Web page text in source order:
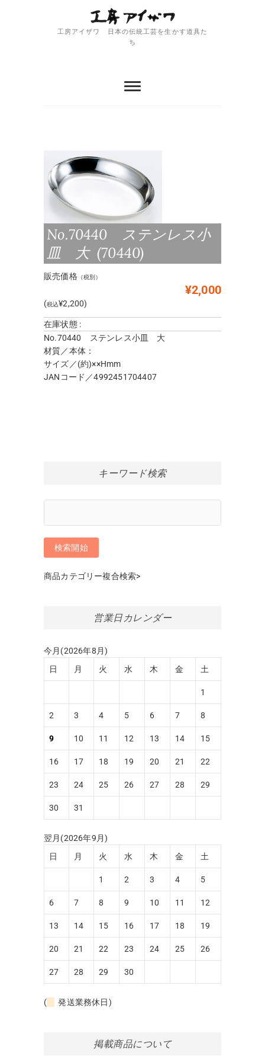
工房アイザワ 日本の伝統工芸を生かす道具た
ち
No.70440 ステンレス小
皿 大 (70440)
販売価格（税別）
¥2,000
(税込¥2,200)
在庫状態 :
No.70440 ステンレス小皿 大
材質／本体：
サイズ／(約)××Hmm
JANコード／4992451704407
キーワード検索
商品カテゴリー複合検索>
営業日カレンダー
今月(2026年8月)
日
月 火 水 木 金 土
1
2 3 4 5 6 7 8
9 10 11 12 13 14 15
16 17 18 19 20 21 22
23 24 25 26 27 28 29
30 31
翌月(2026年9月)
日
月 火 水 木 金 土
1 2 3 4 5
6 7 8 9 10 11 12
13 14 15 16 17 18 19
20 21 22 23 24 25 26
27 28 29 30
( 発送業務休日)
掲載商品について